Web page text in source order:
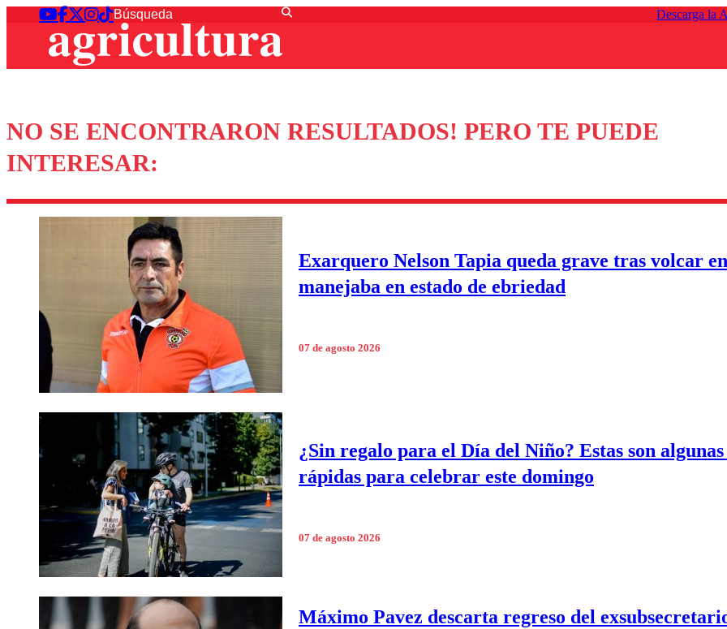
Descarga la
NO SE ENCONTRARON RESULTADOS! PERO TE PUEDE
INTERESAR:
Exarquero Nelson Tapia queda grave tras volcar
manejaba en estado de ebriedad
07 de agosto 2026
¿Sin regalo para el Día del Niño? Estas son algunas
rápidas para celebrar este domingo
07 de agosto 2026
Máximo Pavez descarta regreso del